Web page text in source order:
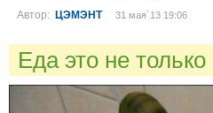
Автор: ЦЭМЭНТ 31 мая´13 19:06
Еда это не